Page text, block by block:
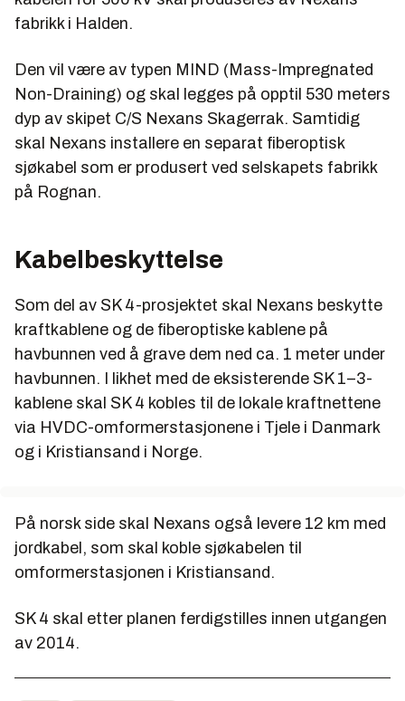
fabrikk i Halden.
Den vil være av typen MIND (Mass-Impregnated
Non-Draining) og skal legges på opptil 530 meters
dyp av skipet C/S Nexans Skagerrak. Samtidig
skal Nexans installere en separat fiberoptisk
sjøkabel som er produsert ved selskapets fabrikk
på Rognan.
Kabelbeskyttelse
Som del av SK 4-prosjektet skal Nexans beskytte
kraftkablene og de fiberoptiske kablene på
havbunnen ved å grave dem ned ca. 1 meter under
havbunnen. I likhet med de eksisterende SK 1–3-
kablene skal SK 4 kobles til de lokale kraftnettene
via HVDC-omformerstasjonene i Tjele i Danmark
og i Kristiansand i Norge.
På norsk side skal Nexans også levere 12 km med
jordkabel, som skal koble sjøkabelen til
omformerstasjonen i Kristiansand.
SK 4 skal etter planen ferdigstilles innen utgangen
av 2014.